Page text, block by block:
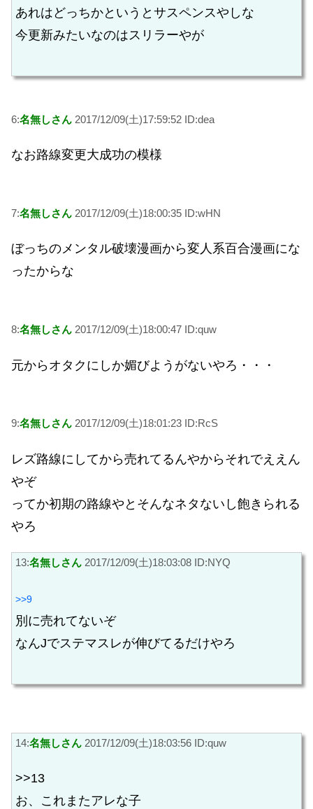
あれはどっちかというとサスペンスやしな
今更新みたいなのはスリラーやが
6:名無しさん 2017/12/09(土)17:59:52 ID:dea
なお路線変更大成功の模様
7:名無しさん 2017/12/09(土)18:00:35 ID:wHN
ぼっちのメンタル破壊漫画から変人系百合漫画にな
ったからな
8:名無しさん 2017/12/09(土)18:00:47 ID:quw
元からオタクにしか媚びようがないやろ・・・
9:名無しさん 2017/12/09(土)18:01:23 ID:RcS
レズ路線にしてから売れてるんやからそれでええん
やぞ
ってか初期の路線やとそんなネタないし飽きられる
やろ
13:名無しさん 2017/12/09(土)18:03:08 ID:NYQ
>>9
別に売れてないぞ
なんJでステマスレが伸びてるだけやろ
14:名無しさん 2017/12/09(土)18:03:56 ID:quw
>>13
お、これまたアレな子